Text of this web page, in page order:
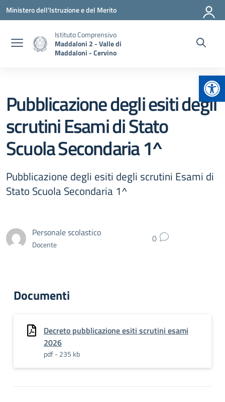
Vai ai contenuti
Vai al menu di navigazione
Vai al footer
Ministero dell'Istruzione e del Merito
Istituto Comprensivo
Maddaloni 2 - Valle di
Maddaloni - Cervino
Pubblicazione degli esiti degli
scrutini Esami di Stato
Scuola Secondaria 1^
Pubblicazione degli esiti degli scrutini Esami di
Stato Scuola Secondaria 1^
Personale scolastico
Docente 0
Documenti
Decreto pubblicazione esiti scrutini esami
2026
pdf - 235 kb